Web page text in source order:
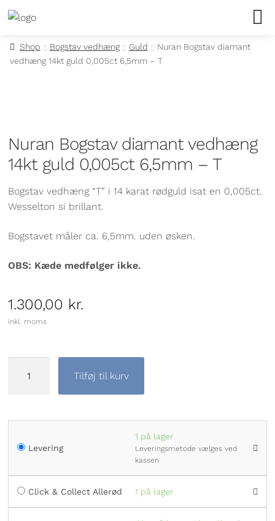
Shop Bogstav vedhæng Guld
Nuran Bogstav diamant
vedhæng 14kt guld 0,005ct 6,5mm – T
Nuran Bogstav diamant vedhæng
14kt guld 0,005ct 6,5mm – T
Bogstav vedhæng “T” i 14 karat rødguld isat en 0,005ct.
Wesselton si brillant.
Bogstavet måler ca. 6,5mm. uden øsken.
OBS: Kæde medfølger ikke.
1.300,00 kr.
inkl. moms
Tilføj til kurv
Levering
1 på lager
Leveringsmetode vælges ved
kassen
Click & Collect Allerød 1 på lager
Armbånd
Forgyldte armbånd
Børnearmbånd
Clips
Forgyldte øreringe
Guld øreringe
Sølv øreringe
Single øreringe
Børneøreringe
Ringe
Diamant ringe
Sølv ringe
Dåbsartikler
Bestik
Smykkeskrin
Sparebøsser
Diverse
Børnesmykker
Børnearmbånd
Halskæder
Forgyldte halskæder
Børnehalskæder
Ankelkæder
Broche
Marguerit smykker
Herresmykker
Aqua Dulce
By Birdie
Guld & Sølv Design
Hard Steel
Izabel Camille
Julie Sandlau
Joanli Nor
L&G
Lund Copenhagen
Nordahl Jewellery
Nuran
Pernille Corydon
Børneure
Væg- og bordure
Brands
Bonett
Festina
FOSSIL
HOT SHOT
Jaguar
Lotus
Ole Mathiesen
Seiko
SKAGEN
Tommy Hilfiger
Bordflag
Kay Bojesen
Kortholder
Væg- og bordure
Smykkeskrin
Brands
Secrid
Bytteservice
Hul i øret
Reparationer
Returnering